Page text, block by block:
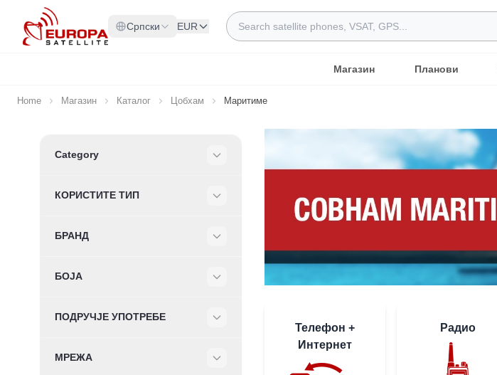
Skip to Content
Српски EUR
Search
Магазин Планови
Home Магазин Каталог Цобхам Маритиме
Skip to product list
Category
КОРИСТИТЕ ТИП
БРАНД
БОЈА
ПОДРУЧЈЕ УПОТРЕБЕ
МРЕЖА
Телефон +
Интернет
Радио